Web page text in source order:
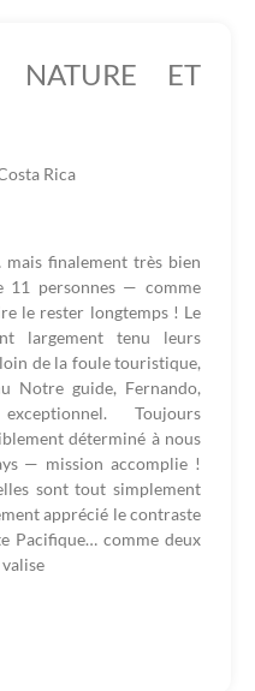
ET
Rica
finalement très bien
11 personnes — comme
le rester longtemps ! Le
largement tenu leurs
de la foule touristique,
Notre guide, Fernando,
Toujours
déterminé à nous
— mission accomplie !
sont tout simplement
apprécié le contraste
Pacifique… comme deux
valise